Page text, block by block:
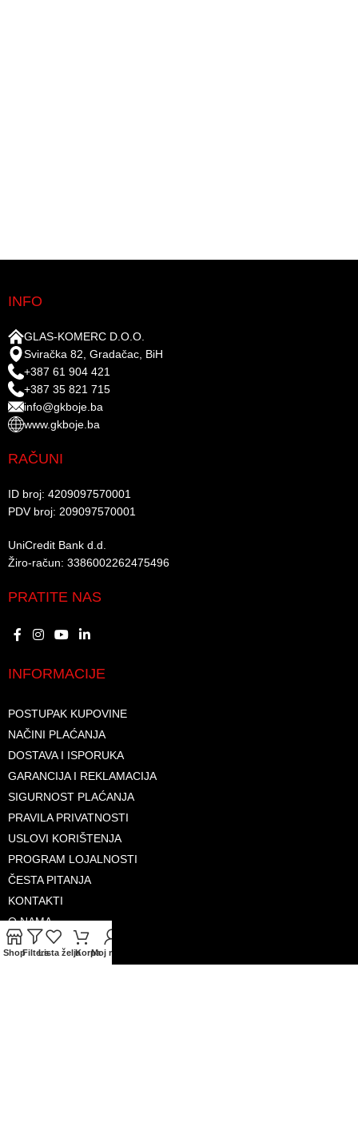
INFO
GLAS-KOMERC D.O.O.
Sviračka 82, Gradačac, BiH
+387 61 904 421
+387 35 821 715
info@gkboje.ba
www.gkboje.ba
RAČUNI
ID broj: 4209097570001​
PDV broj: 209097570001 ​
UniCredit Bank d.d.​
Žiro-račun: 3386002262475496​​
PRATITE NAS
INFORMACIJE
POSTUPAK KUPOVINE
NAČINI PLAĆANJA
DOSTAVA I ISPORUKA
GARANCIJA I REKLAMACIJA
SIGURNOST PLAĆANJA
PRAVILA PRIVATNOSTI
USLOVI KORIŠTENJA
PROGRAM LOJALNOSTI
ČESTA PITANJA
KONTAKTI
O NAMA
ShopFiltersLista željaKorpaMoj račun